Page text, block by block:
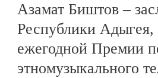
Азамат Биштов –
Республики
ежегодной Премии
этномузыкального